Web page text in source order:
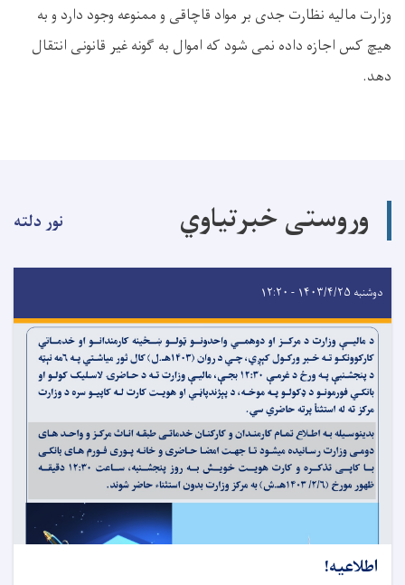
وزارت مالیه نظارت جدی بر مواد قاچاقی و ممنوعه وجود دارد و به
هیچ کس اجازه داده نمی شود که اموال به گونه غیر قانونی انتقال
دهد.
وروستی خبرتیاوي نور دلته
دوشنبه ۱۴۰۳/۴/۲۵ - ۱۲:۲۰
اطلاعیه!